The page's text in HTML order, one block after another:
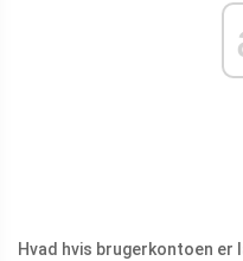
Hvad hvis brugerkontoen